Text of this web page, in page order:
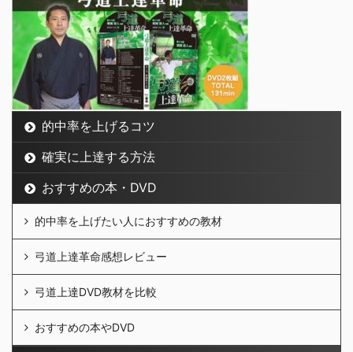
的中率を上げるコツ
確実に上達する方法
おすすめの本・DVD
的中率を上げたい人におすすめの教材
弓道上達革命感想レビュー
弓道上達DVD教材を比較
おすすめの本やDVD